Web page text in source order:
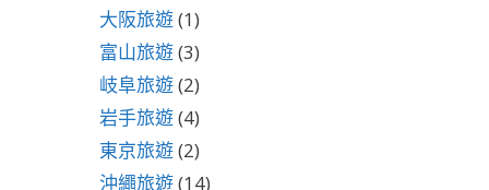
大阪旅遊(1)
富山旅遊(3)
岐阜旅遊(2)
岩手旅遊(4)
東京旅遊(2)
沖繩旅遊(14)